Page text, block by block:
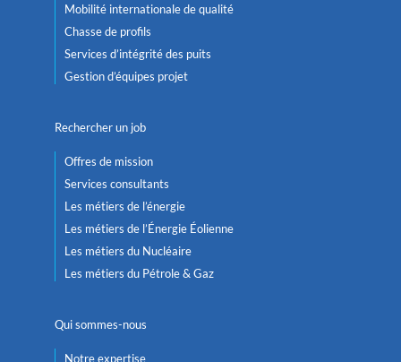
Mobilité internationale de qualité
Chasse de profils
Services d’intégrité des puits
Gestion d’équipes projet
Rechercher un job
Offres de mission
Services consultants
Les métiers de l’énergie
Les métiers de l’Énergie Éolienne
Les métiers du Nucléaire
Les métiers du Pétrole & Gaz
Qui sommes-nous
Notre expertise